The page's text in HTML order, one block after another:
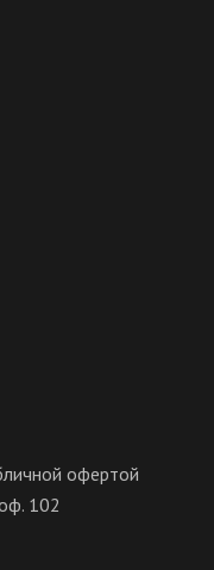
офертой
102